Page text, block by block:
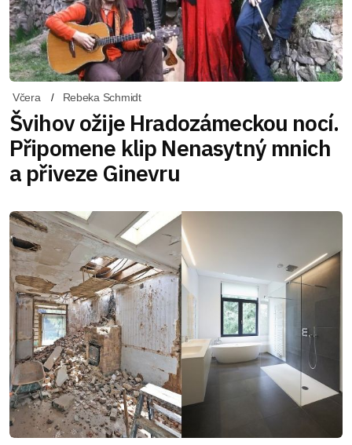
Včera Rebeka Schmidt
Švihov ožije Hradozámeckou nocí.
Připomene klip Nenasytný mnich
a přiveze Ginevru